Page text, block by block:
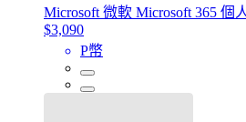
Microsoft 微軟 Microsoft 365 個
$3,090
P幣